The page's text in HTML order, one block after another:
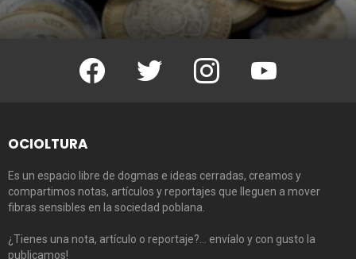
Facebook Twitter Instagram Youtube
OCIOLTURA
Es un espacio libre de dogmas e ideas cerradas, creamos y
compartimos notas, artículos y reportajes que lleguen a mover
fibras sensibles en la sociedad poblana.
¿Tienes una nota, artículo o reportaje?… envíalo y con gusto la
publicamos!